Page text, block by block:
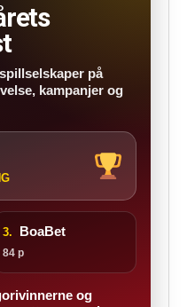
på
kampanjer og
3. BoaBet
84 p
og